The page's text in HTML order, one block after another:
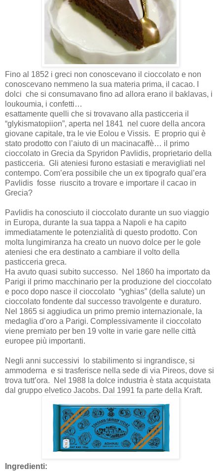
Fino al 1852 i greci non conoscevano il cioccolato e non
conoscevano nemmeno la sua materia prima, il cacao. I
dolci che si consumavano fino ad allora erano il baklavas, i
loukoumia, i confetti…
esattamente quelli che si trovavano alla pasticceria il
“glykismatopiion”, aperta nel 1841 nel cuore della ancora
giovane capitale, tra le vie Eolou e Vissis. E proprio qui è
stato prodotto con l’aiuto di un macinacaffè… il primo
cioccolato in Grecia da Spyridon Pavlidis, proprietario della
pasticceria. Gli ateniesi furono estasiati e meravigliati nel
contempo. Com’era possibile che un ex tipografo qual’era
Pavlidis fosse riuscito a trovare e importare il cacao in
Grecia?
Pavlidis ha conosciuto il cioccolato durante un suo viaggio
in Europa, durante la sua tappa a Napoli e ha capito
immediatamente le potenzialità di questo prodotto. Con
molta lungimiranza ha creato un nuovo dolce per le gole
ateniesi che era destinato a cambiare il volto della
pasticceria greca.
Ha avuto quasi subito successo. Nel 1860 ha importato da
Parigi il primo macchinario per la produzione del cioccolato
e poco dopo nasce il cioccolato “yghias” (della salute) un
cioccolato fondente dal successo travolgente e duraturo.
Nel 1865 si aggiudica un primo premio internazionale, la
medaglia d’oro a Parigi. Complessivamente il cioccolato
viene premiato per ben 19 volte in varie gare nelle città
europee più importanti.
Negli anni successivi lo stabilimento si ingrandisce, si
ammoderna e si trasferisce nella sede di via Pireos, dove si
trova tutt’ora. Nel 1988 la dolce industria è stata acquistata
dal gruppo elvetico Jacobs. Dal 1991 fa parte della Kraft.
Ingredienti: